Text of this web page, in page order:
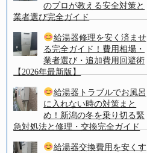
のプロが教える安全対策と
業者選び完全ガイド
給湯器修理を安く済ませ
る完全ガイド！費用相場・
業者選び・追加費用回避術
【2026年最新版】
給湯器トラブルでお風呂
に入れない時の対策まと
め！新潟の冬を乗り切る緊
急対処法と修理・交換完全ガイド
給湯器交換費用を安くす